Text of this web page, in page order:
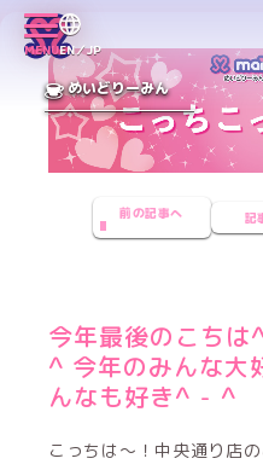
MENUEN／JP
めいどりーみん
前の記事へ 記
今年最後のこち
^ 今年のみんな
んなも好き^ - ^
こっちは〜！中央通り店